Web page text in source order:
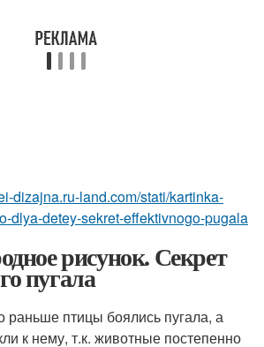
dizajna.ru-land.com/stati/kartinka-
dlya-detey-sekret-effektivnogo-pugala
рисунок. Секрет
пугала
раньше птицы боялись пугала, а
к нему, т.к. животные постепенно